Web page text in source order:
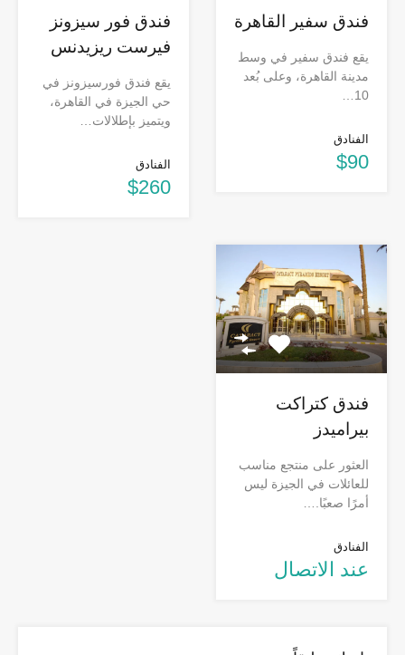
فندق سفير القاهرة
يقع فندق سفير في وسط
مدينة القاهرة، وعلى بُعد
10…
الفنادق
$90
فندق فور سيزونز
فيرست ريزيدنس
يقع فندق فورسيزونز في
حي الجيزة في القاهرة،
ويتميز بإطلالات…
الفنادق
$260
فندق كتراكت
بيراميدز
العثور على منتجع مناسب
للعائلات في الجيزة ليس
أمرًا صعبًا.…
الفنادق
عند الاتصال